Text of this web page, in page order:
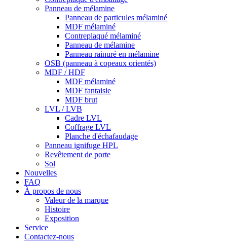
Panneau de mélamine
Panneau de particules mélaminé
MDF mélaminé
Contreplaqué mélaminé
Panneau de mélamine
Panneau rainuré en mélamine
OSB (panneau à copeaux orientés)
MDF / HDF
MDF mélaminé
MDF fantaisie
MDF brut
LVL / LVB
Cadre LVL
Coffrage LVL
Planche d'échafaudage
Panneau ignifuge HPL
Revêtement de porte
Sol
Nouvelles
FAQ
À propos de nous
Valeur de la marque
Histoire
Exposition
Service
Contactez-nous